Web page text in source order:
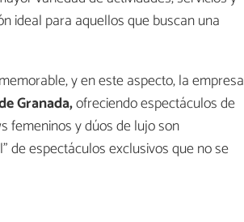
ideal para aquellos que buscan una
y en este aspecto, la empresa
Granada,ofreciendo espectáculos de
femeninos y dúos de lujo son
de espectáculos exclusivos que no se